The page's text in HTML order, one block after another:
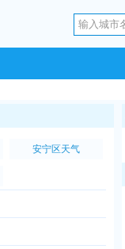
安宁区天气